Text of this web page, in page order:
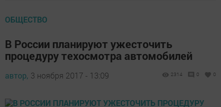
ОБЩЕСТВО
В России планируют ужесточить
процедуру техосмотра автомобилей
автор, 3 ноября 2017 - 13:09 2314 0 0